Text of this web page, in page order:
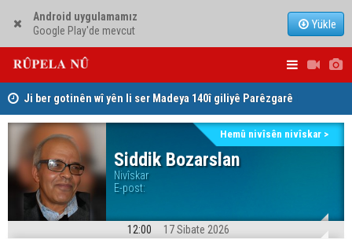
Android uygulamamız
Google Play'de mevcut
Yükle
Ji ber gotinên wî yên li ser Madeya 140î giliyê Parêzgarê
Kerkûkê kir
Siddik Bozarslan
Nivîskar
E-post:
Hemû nivîsên nivîskar >
12:00 17 Sibate 2026